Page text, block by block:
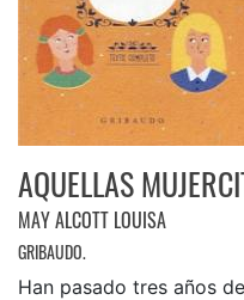
AQUELLAS
MAY ALCOTT LOUISA
GRIBAUDO.
Han pasado tres años